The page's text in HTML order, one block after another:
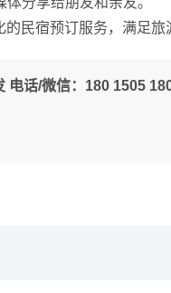
民宿预订服务，满足
电话/微信：180 1505